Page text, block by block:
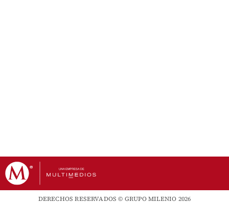
DERECHOS RESERVADOS © GRUPO MILENIO 2026